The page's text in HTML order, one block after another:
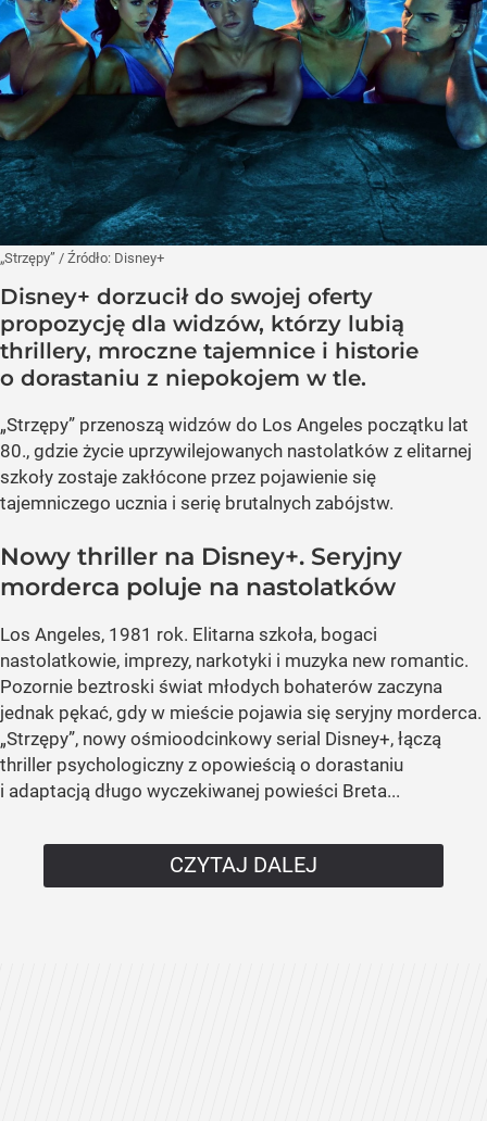
„Strzępy” / Źródło: Disney+
Disney+ dorzucił do swojej oferty
propozycję dla widzów, którzy lubią
thrillery, mroczne tajemnice i historie
o dorastaniu z niepokojem w tle.
„Strzępy” przenoszą widzów do Los Angeles początku lat
80., gdzie życie uprzywilejowanych nastolatków z elitarnej
szkoły zostaje zakłócone przez pojawienie się
tajemniczego ucznia i serię brutalnych zabójstw.
Nowy thriller na Disney+. Seryjny
morderca poluje na nastolatków
Los Angeles, 1981 rok. Elitarna szkoła, bogaci
nastolatkowie, imprezy, narkotyki i muzyka new romantic.
Pozornie beztroski świat młodych bohaterów zaczyna
jednak pękać, gdy w mieście pojawia się seryjny morderca.
„Strzępy”, nowy ośmioodcinkowy serial Disney+, łączą
thriller psychologiczny z opowieścią o dorastaniu
i adaptacją długo wyczekiwanej powieści Breta...
CZYTAJ DALEJ